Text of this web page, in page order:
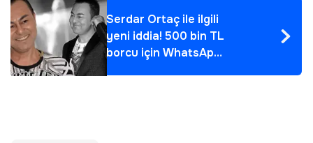
Serdar Ortaç ile ilgili
yeni iddia! 500 bin TL
borcu için WhatsApp